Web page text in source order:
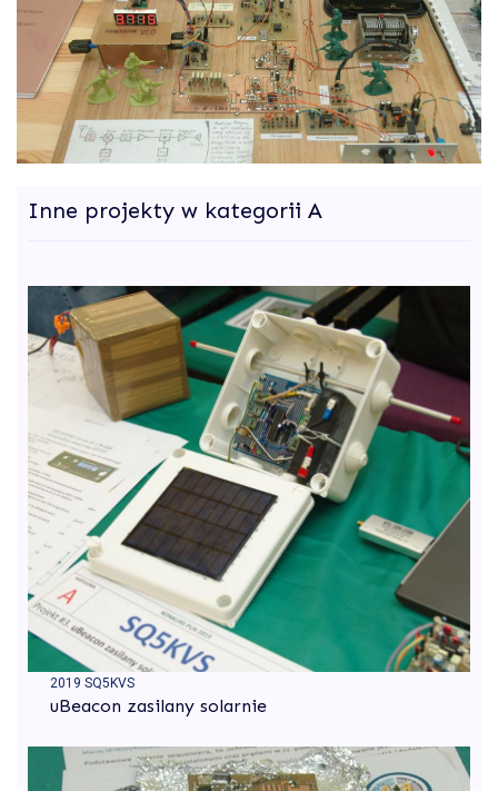
Inne projekty w kategorii A
2019 SQ5KVS
uBeacon zasilany solarnie